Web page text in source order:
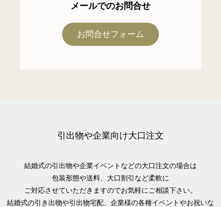
メールでのお問合せ
お問合せフォーム
引出物や企業向け大口注文
結婚式の引出物や企業イベントなどの大口注文の場合は
包装形態や送料、大口割引など柔軟に
ご対応させていただきますのでお気軽にご相談下さい。
結婚式の引き出物や引出物宅配、企業様の各種イベントやお祝いな